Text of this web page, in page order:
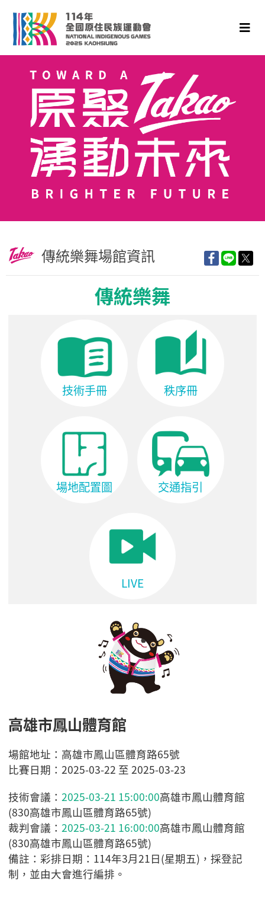
傳統樂舞場館資訊
傳統樂舞
技術手冊 秩序冊
場地配置圖 交通指引
LIVE
高雄市鳳山體育館
場館地址：高雄市鳳山區體育路65號
比賽日期：2025-03-22 至 2025-03-23
技術會議： 2025-03-21 15:00:00高雄市鳳山體育館
(830高雄市鳳山區體育路65號)
裁判會議： 2025-03-21 16:00:00高雄市鳳山體育館
(830高雄市鳳山區體育路65號)
備註：彩排日期：114年3月21日(星期五)，採登記
制，並由大會進行編排。